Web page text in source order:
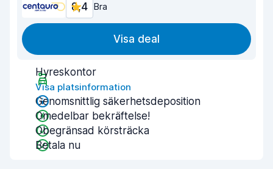
8,4 Bra
Visa deal
Hyreskontor
Visa platsinformation
Genomsnittlig säkerhetsdeposition
Omedelbar bekräftelse!
Obegränsad körsträcka
Betala nu